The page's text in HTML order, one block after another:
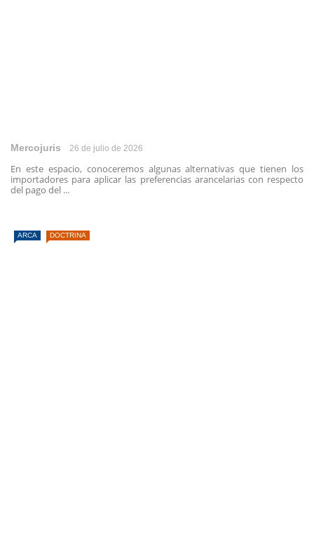
Mercojuris 26 de julio de 2026
En este espacio, conoceremos algunas alternativas que tienen los
importadores para aplicar las preferencias arancelarias con respecto
del pago del ...
ARCA DOCTRINA